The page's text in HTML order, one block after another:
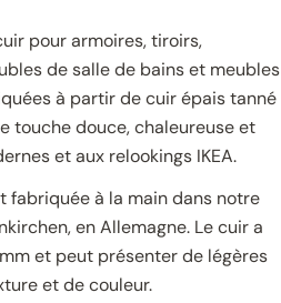
pour armoires, tiroirs,
de salle de bains et meubles
à partir de cuir épais tanné
touche douce, chaleureuse et
et aux relookings IKEA.
fabriquée à la main dans notre
en Allemagne. Le cuir a
et peut présenter de légères
et de couleur.